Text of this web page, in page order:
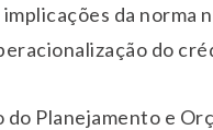
implicações da
do
Planejamento e